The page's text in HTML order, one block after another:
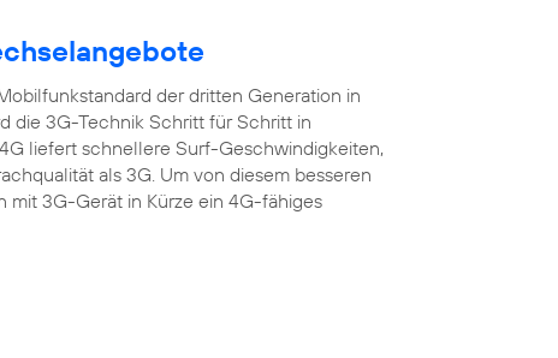
der dritten Generation in
die 3G-Technik Schritt für Schritt in
liefert schnellere Surf-Geschwindigkeiten,
als 3G. Um von diesem besseren
mit 3G-Gerät in Kürze ein 4G-fähiges